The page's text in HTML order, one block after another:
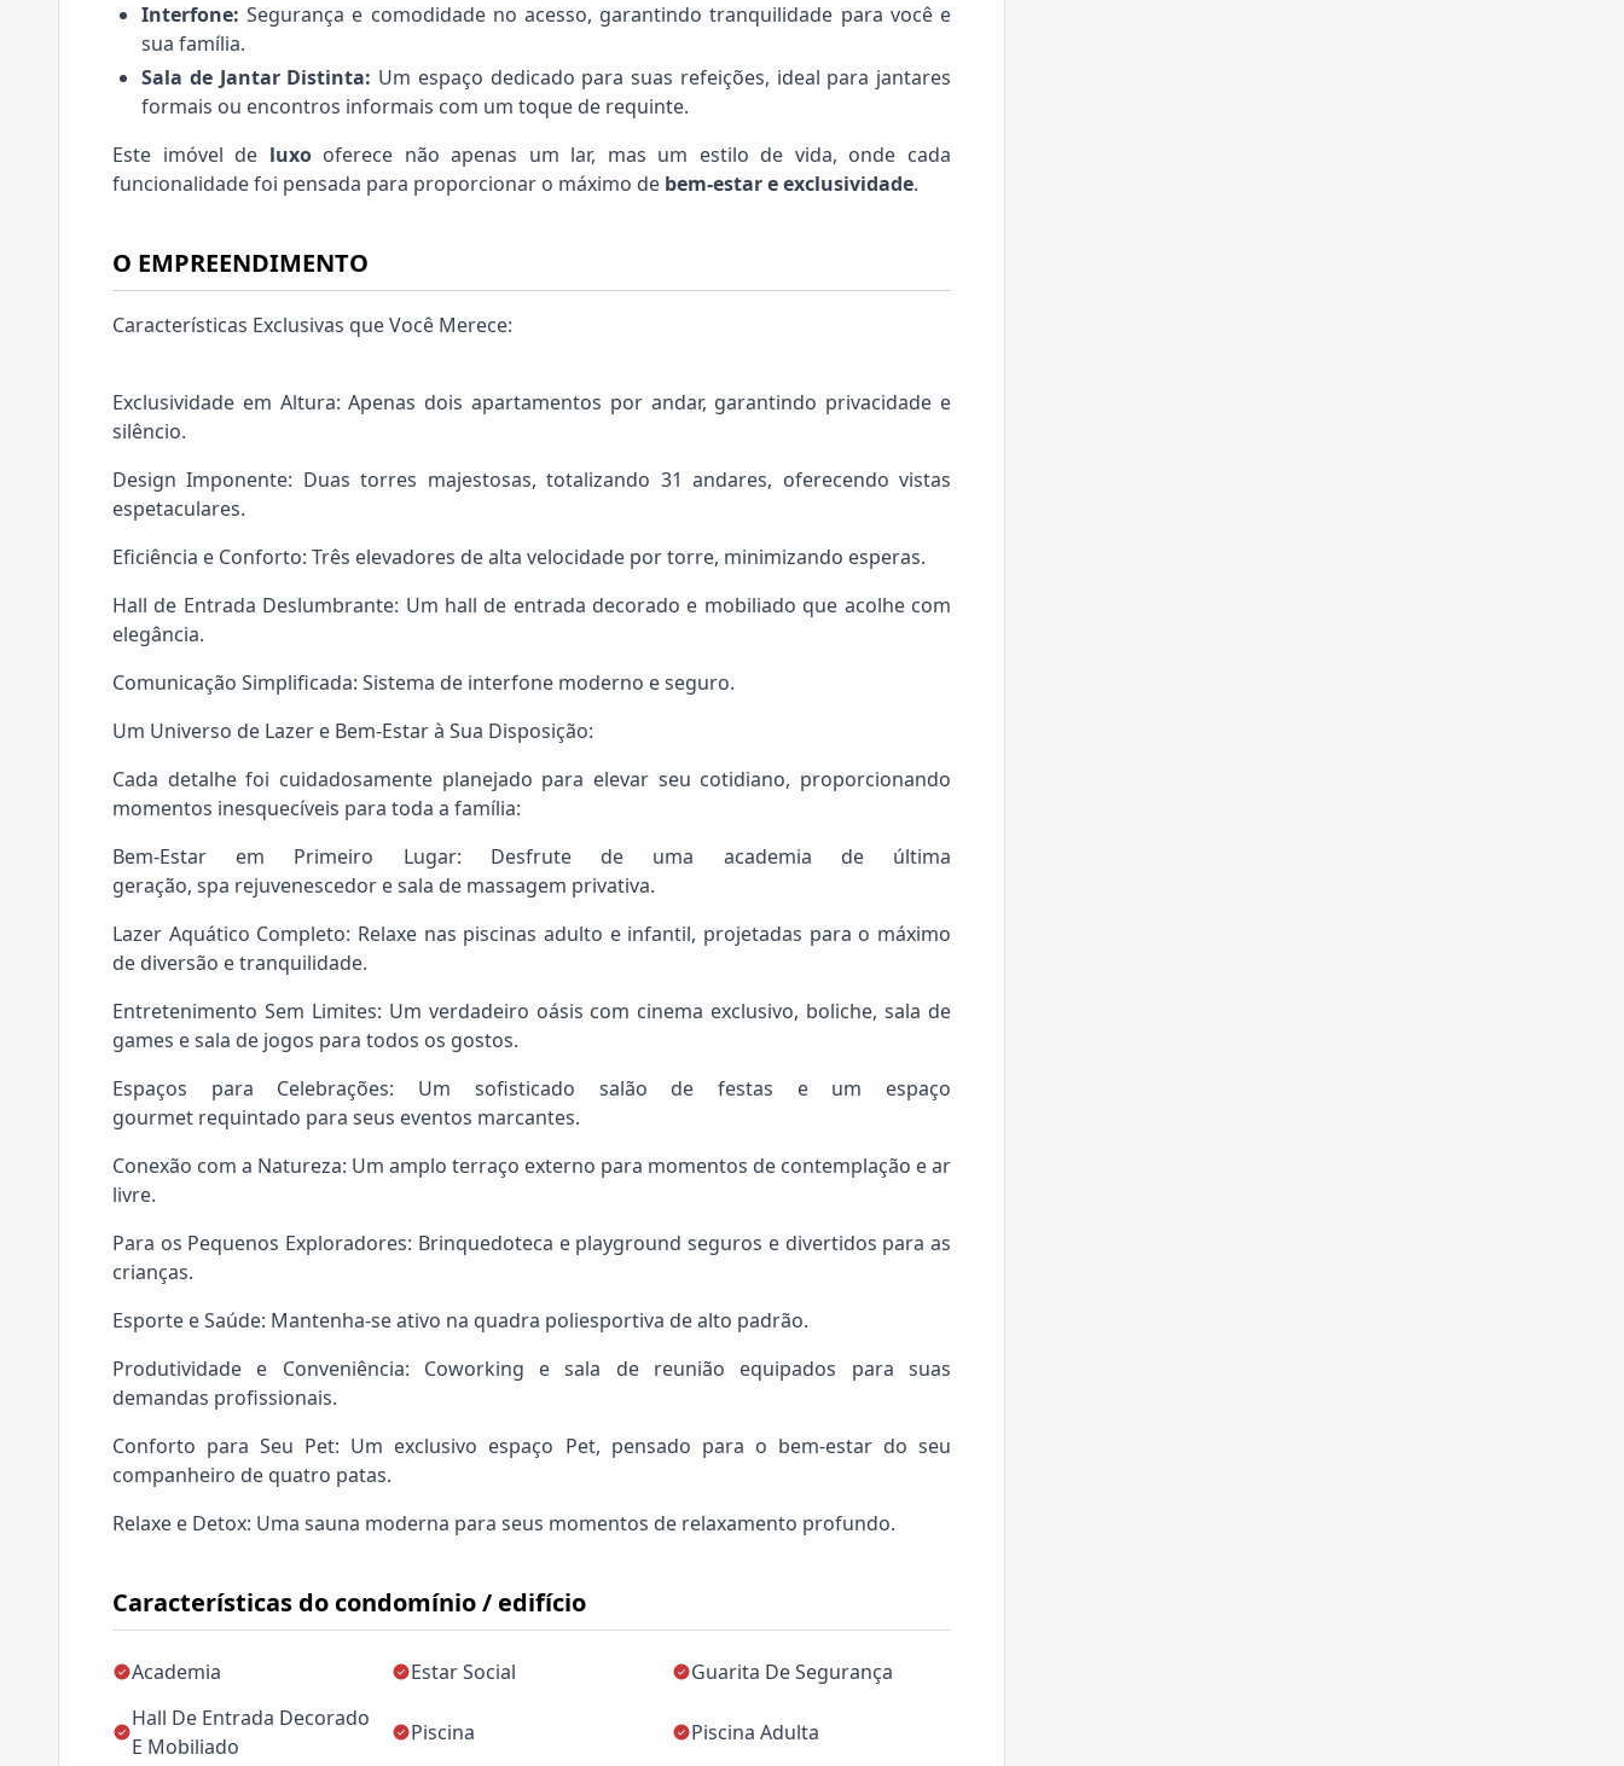
Características do condomínio / edifício
Academia Estar Social
Guarita De Segurança
Hall De Entrada Decorado
E Mobiliado
Piscina Piscina Adulta
Interfone: Segurança e comodidade no acesso, garantindo tranquilidade para você e
sua família.
Sala de Jantar Distinta: Um espaço dedicado para suas refeições, ideal para jantares
formais ou encontros informais com um toque de requinte.
Este imóvel de luxooferece não apenas um lar, mas um estilo de vida, onde cada
funcionalidade foi pensada para proporcionar o máximo de bem-estar e exclusividade.
O EMPREENDIMENTO
Características Exclusivas que Você Merece:
Exclusividade em Altura: Apenas dois apartamentos por andar, garantindo privacidade e
silêncio.
Design Imponente: Duas torres majestosas, totalizando 31 andares, oferecendo vistas
espetaculares.
Eficiência e Conforto: Três elevadores de alta velocidade por torre, minimizando esperas.
Hall de Entrada Deslumbrante: Um hall de entrada decorado e mobiliado que acolhe com
elegância.
Comunicação Simplificada: Sistema de interfone moderno e seguro.
Um Universo de Lazer e Bem-Estar à Sua Disposição:
Cada detalhe foi cuidadosamente planejado para elevar seu cotidiano, proporcionando
momentos inesquecíveis para toda a família:
Bem-Estar em Primeiro Lugar: Desfrute de uma academia de última
geração, spa rejuvenescedor e sala de massagem privativa.
Lazer Aquático Completo: Relaxe nas piscinas adulto e infantil, projetadas para o máximo
de diversão e tranquilidade.
Entretenimento Sem Limites: Um verdadeiro oásis com cinema exclusivo, boliche, sala de
games e sala de jogos para todos os gostos.
Espaços para Celebrações: Um sofisticado salão de festas e um espaço
gourmet requintado para seus eventos marcantes.
Conexão com a Natureza: Um amplo terraço externo para momentos de contemplação e ar
livre.
Para os Pequenos Exploradores: Brinquedoteca e playground seguros e divertidos para as
crianças.
Esporte e Saúde: Mantenha-se ativo na quadra poliesportiva de alto padrão.
Produtividade e Conveniência: Coworking e sala de reunião equipados para suas
demandas profissionais.
Conforto para Seu Pet: Um exclusivo espaço Pet, pensado para o bem-estar do seu
companheiro de quatro patas.
Relaxe e Detox: Uma sauna moderna para seus momentos de relaxamento profundo.